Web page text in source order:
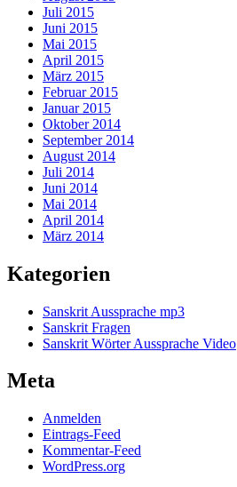
Juli 2015
Juni 2015
Mai 2015
April 2015
März 2015
Februar 2015
Januar 2015
Oktober 2014
September 2014
August 2014
Juli 2014
Juni 2014
Mai 2014
April 2014
März 2014
Kategorien
Sanskrit Aussprache mp3
Sanskrit Fragen
Sanskrit Wörter Aussprache Video
Meta
Anmelden
Eintrags-Feed
Kommentar-Feed
WordPress.org